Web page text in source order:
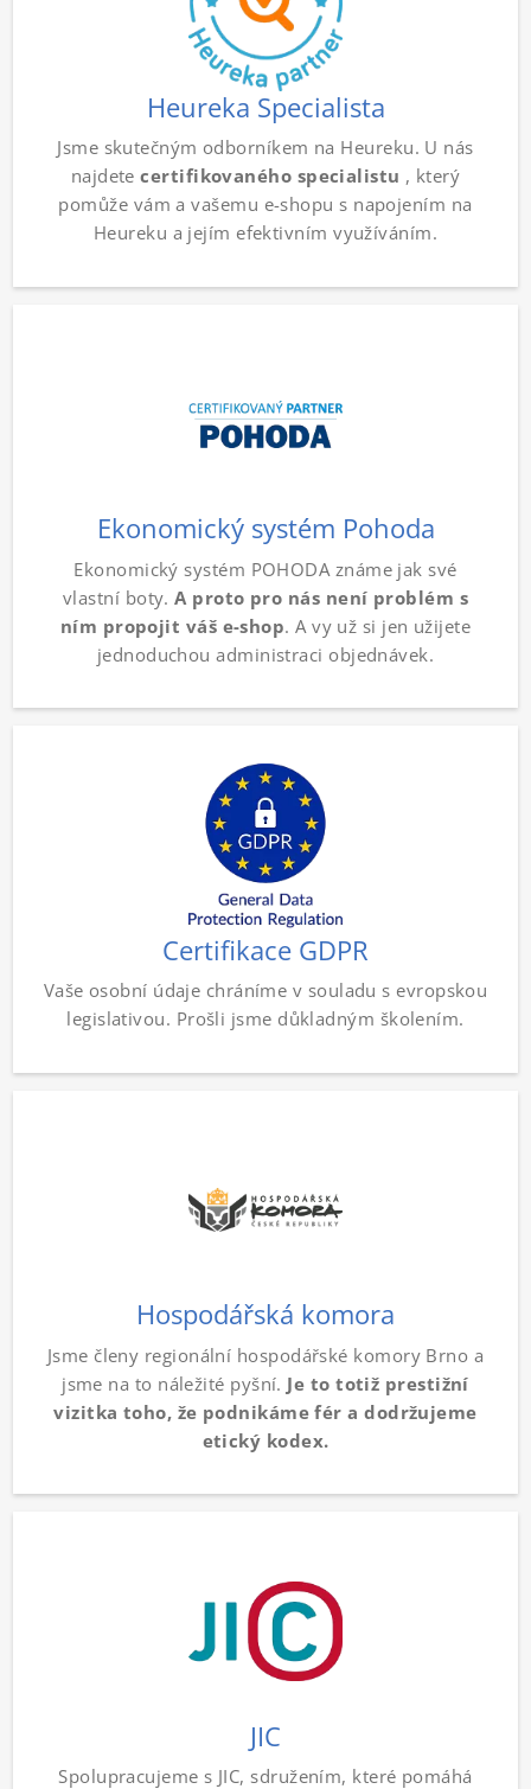
Heureka Specialista
Jsme skutečným odborníkem na Heureku. U nás
najdetecertifikovaného specialistu , který
pomůže vám a vašemu e-shopu s napojením na
Heureku a jejím efektivním využíváním.
Ekonomický systém Pohoda
Ekonomický systém POHODA známe jak své
vlastní boty. A proto pro nás není problém s
ním propojit váš e-shop. A vy už si jen užijete
jednoduchou administraci objednávek.
Certifikace GDPR
Vaše osobní údaje chráníme v souladu s evropskou
legislativou. Prošli jsme důkladným školením.
Hospodářská komora
Jsme členy regionální hospodářské komory Brno a
jsme na to náležité pyšní. Je to totiž prestižní
vizitka toho, že podnikáme fér a dodržujeme
etický kodex.
JIC
Spolupracujeme s JIC, sdružením, které pomáhá